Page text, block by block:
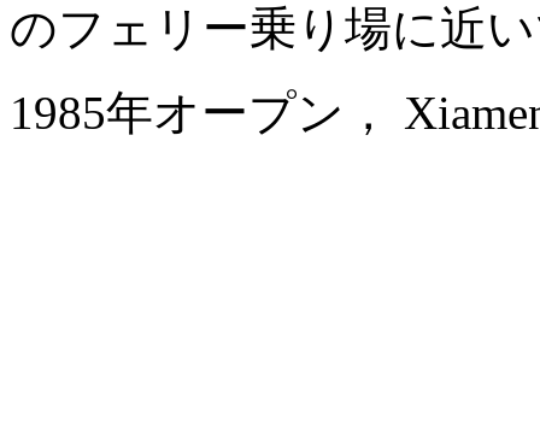
のフェリー乗り場に近
1985年オープン，